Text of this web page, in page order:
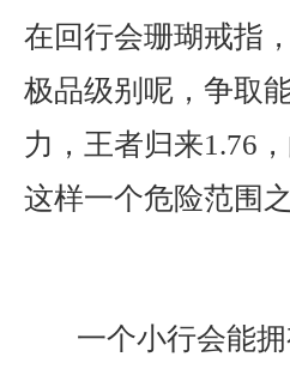
在回行会珊瑚戒指
极品级别呢，争取
力，王者归来1.76
这样一个危险范围
一个小行会能